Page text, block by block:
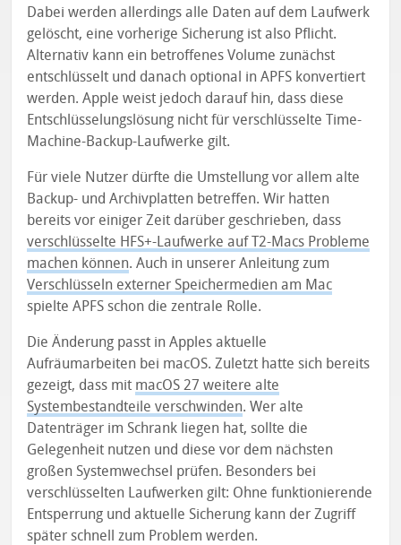
Dabei werden allerdings alle Daten auf dem Laufwerk
gelöscht, eine vorherige Sicherung ist also Pflicht.
Alternativ kann ein betroffenes Volume zunächst
entschlüsselt und danach optional in APFS konvertiert
werden. Apple weist jedoch darauf hin, dass diese
Entschlüsselungslösung nicht für verschlüsselte Time-
Machine-Backup-Laufwerke gilt.
Für viele Nutzer dürfte die Umstellung vor allem alte
Backup- und Archivplatten betreffen. Wir hatten
bereits vor einiger Zeit darüber geschrieben, dass
verschlüsselte HFS+-Laufwerke auf T2-Macs Probleme
machen können. Auch in unserer Anleitung zum
Verschlüsseln externer Speichermedien am Mac
spielte APFS schon die zentrale Rolle.
Die Änderung passt in Apples aktuelle
Aufräumarbeiten bei macOS. Zuletzt hatte sich bereits
gezeigt, dass mit macOS 27 weitere alte
Systembestandteile verschwinden. Wer alte
Datenträger im Schrank liegen hat, sollte die
Gelegenheit nutzen und diese vor dem nächsten
großen Systemwechsel prüfen. Besonders bei
verschlüsselten Laufwerken gilt: Ohne funktionierende
Entsperrung und aktuelle Sicherung kann der Zugriff
später schnell zum Problem werden.